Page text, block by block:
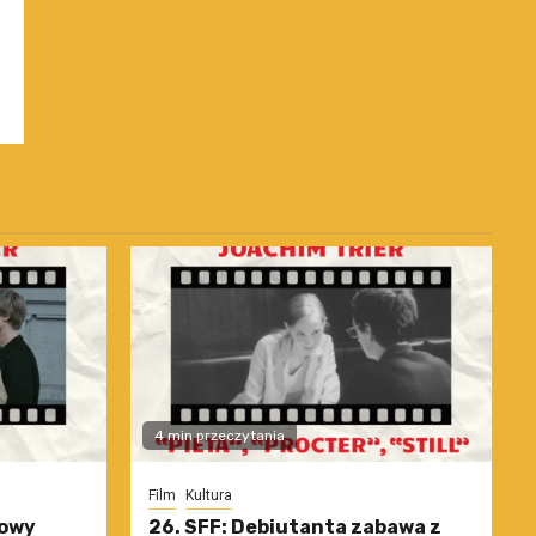
4 min przeczytania
Film Kultura
26. SFF: Debiutanta zabawa z